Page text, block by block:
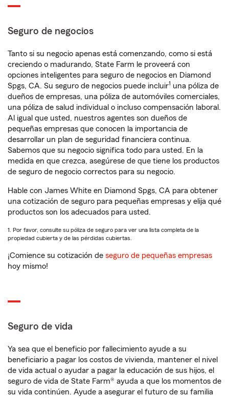
Seguro de negocios
Tanto si su negocio apenas está comenzando, como si está
creciendo o madurando, State Farm le proveerá con
opciones inteligentes para seguro de negocios en Diamond
Spgs, CA. Su seguro de negocios puede incluir1 una póliza de
dueños de empresas, una póliza de automóviles comerciales,
una póliza de salud individual o incluso compensación laboral.
Al igual que usted, nuestros agentes son dueños de
pequeñas empresas que conocen la importancia de
desarrollar un plan de seguridad financiera continua.
Sabemos que su negocio significa todo para usted. En la
medida en que crezca, asegúrese de que tiene los productos
de seguro de negocio correctos para su negocio.
Hable con James White en Diamond Spgs, CA para obtener
una cotización de seguro para pequeñas empresas y elija qué
productos son los adecuados para usted.
1. Por favor, consulte su póliza de seguro para ver una lista completa de la
propiedad cubierta y de las pérdidas cubiertas.
¡Comience su cotización de seguro de pequeñas empresas
hoy mismo!
Seguro de vida
Ya sea que el beneficio por fallecimiento ayude a su
beneficiario a pagar los costos de vivienda, mantener el nivel
de vida actual o ayudar a pagar la educación de sus hijos, el
seguro de vida de State Farm® ayuda a que los momentos de
su vida continúen. Ayude a asegurar el futuro de su familia